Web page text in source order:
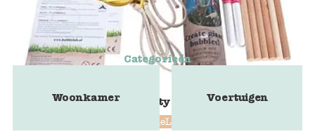
BubbleLab Party Fun edition
BubbleLab
Categorieën
Woonkamer Voertuigen